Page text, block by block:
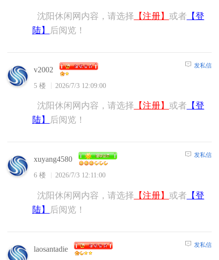
沈阳休闲网内容，请选择 【注册】 或者 【登
陆】
后阅览！
v2002
5 楼 2026/7/3 12:09:00
发私信
沈阳休闲网内容，请选择 【注册】 或者 【登
陆】
后阅览！
xuyang4580
6 楼 2026/7/3 12:11:00
发私信
沈阳休闲网内容，请选择 【注册】 或者 【登
陆】
后阅览！
laosantadie 发私信